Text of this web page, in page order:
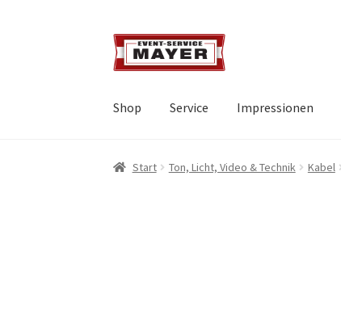
Shop Service Impressionen
Start Ton, Licht, Video & Technik Kabel